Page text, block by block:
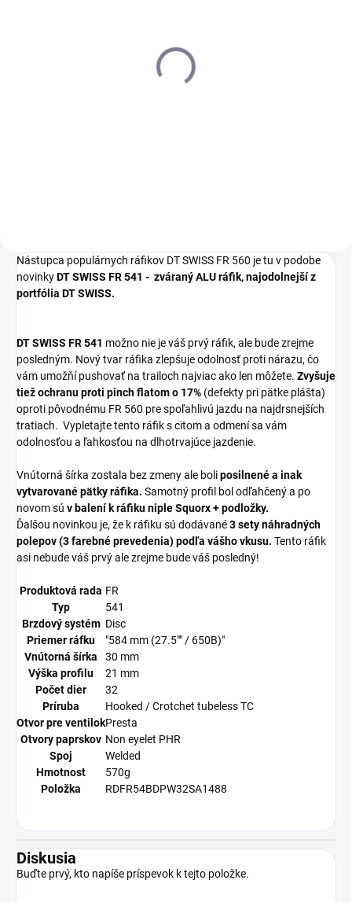
Nástupca populárnych ráfikov DT SWISS FR 560 je tu v podobe
novinkyDT SWISS FR 541 - zváraný ALU ráfik, najodolnejší z
portfólia DT SWISS.
DT SWISS FR 541 možno nie je váš prvý ráfik, ale bude zrejme
posledným. Nový tvar ráfika zlepšuje odolnosť proti nárazu, čo
vám umožňí pushovať na trailoch najviac ako len môžete. Zvyšuje
tiež ochranu proti pinch flatom o 17% (defekty pri pätke plášta)
oproti pôvodnému FR 560 pre spoľahlivú jazdu na najdrsnejších
tratiach. Vypletajte tento ráfik s citom a odmení sa vám
odolnosťou a ľahkosťou na dlhotrvajúce jazdenie.
Vnútorná šírka zostala bez zmeny ale boliposilnené a inak
vytvarované pätky ráfika. Samotný profil bol odľahčený a po
novom sú v balení k ráfiku nipleSquorx + podložky.
Ďalšou novinkou je, že k ráfiku sú dodávané3 sety náhradných
polepov (3 farebné prevedenia) podľa vášho vkusu. Tento ráfik
asi nebude váš prvý ale zrejme bude váš posledný!
Produktová rada FR
Typ
541
Brzdový systém Disc
Priemer ráfku
"584 mm (27.5"" / 650B)"
Vnútorná šírka
30 mm
Výška profilu
21 mm
Počet dier
32
Príruba
Hooked / Crotchet tubeless TC
Otvor pre ventilokPresta
Otvory paprskov Non eyelet PHR
Spoj
Welded
Hmotnost
570g
Položka
RDFR54BDPW32SA1488
Diskusia
Buďte prvý, kto napíše príspevok k tejto položke.